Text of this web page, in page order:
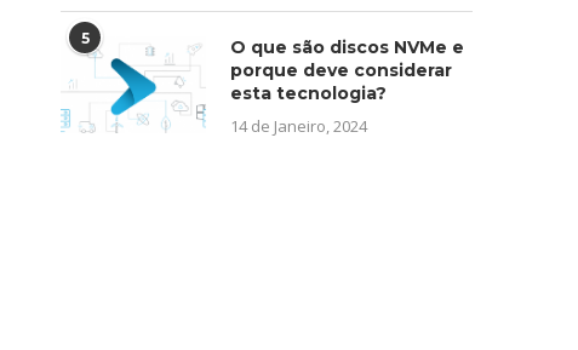
5
O que são discos NVMe e
porque deve considerar
esta tecnologia?
14 de Janeiro, 2024